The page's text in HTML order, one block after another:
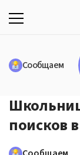
Сообщаем
поисков